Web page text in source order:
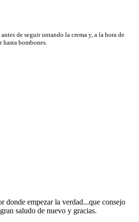
de seguir untando la crema y, a la hora de
hasta bombones.
donde empezar la verdad...que consejo
saludo de nuevo y gracias.